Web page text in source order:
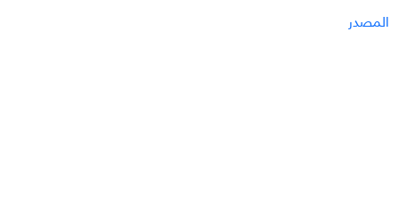
المصدر